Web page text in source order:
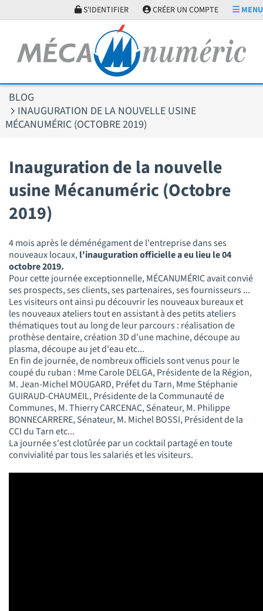
S'IDENTIFIER CRÉER UN COMPTE MENU
BLOG
INAUGURATION DE LA NOUVELLE USINE
MÉCANUMÉRIC (OCTOBRE 2019)
Inauguration de la nouvelle
usine Mécanuméric (Octobre
2019)
4 mois après le déménégament de l'entreprise dans ses
nouveaux locaux,l'inauguration officielle a eu lieu le 04
octobre 2019.
Pour cette journée exceptionnelle, MÉCANUMÉRIC avait convié
ses prospects, ses clients, ses partenaires, ses fournisseurs ...
Les visiteurs ont ainsi pu découvrir les nouveaux bureaux et
les nouveaux ateliers tout en assistant à des petits ateliers
thématiques tout au long de leur parcours : réalisation de
prothèse dentaire, création 3D d'une machine, découpe au
plasma, découpe au jet d'eau etc...
En fin de journée, de nombreux officiels sont venus pour le
coupé du ruban : Mme Carole DELGA, Présidente de la Région,
M. Jean-Michel MOUGARD, Préfet du Tarn, Mme Stéphanie
GUIRAUD-CHAUMEIL, Présidente de la Communauté de
Communes, M. Thierry CARCENAC, Sénateur, M. Philippe
BONNECARRERE, Sénateur, M. Michel BOSSI, Président de la
CCI du Tarn etc...
La journée s'est clotûrée par un cocktail partagé en toute
convivialité par tous les salariés et les visiteurs.
Panneau de gestion des cookies